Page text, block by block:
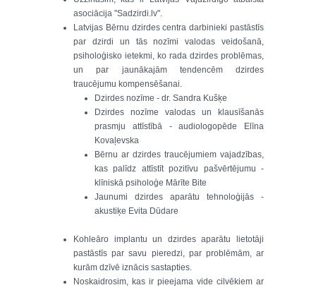
asociācija "Sadzirdi.lv".
Latvijas Bērnu dzirdes centra darbinieki pastāstīs
par dzirdi un tās nozīmi valodas veidošanā,
psiholoģisko ietekmi, ko rada dzirdes problēmas,
un par jaunākajām tendencēm dzirdes
traucējumu kompensēšanai.
Dzirdes nozīme - dr. Sandra Kušķe
Dzirdes nozīme valodas un klausīšanās
prasmju attīstībā - audiologopēde Elīna
Kovaļevska
Bērnu ar dzirdes traucējumiem vajadzības,
kas palīdz attīstīt pozitīvu pašvērtējumu -
klīniskā psiholoģe Mārīte Bite
Jaunumi dzirdes aparātu tehnoloģijās -
akustiķe Evita Dūdare
Kohleāro implantu un dzirdes aparātu lietotāji
pastāstīs par savu pieredzi, par problēmām, ar
kurām dzīvē iznācis sastapties.
Noskaidrosim, kas ir pieejama vide cilvēkiem ar